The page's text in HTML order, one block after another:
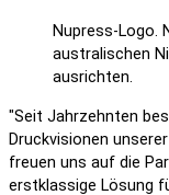
Nupress-Logo.
australischen
ausrichten.
"Seit Jahrzehnten
Druckvisionen
freuen uns auf die
erstklassige Lösung